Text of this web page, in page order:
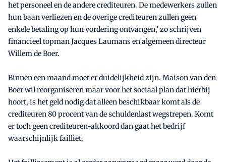
het personeel en de andere crediteuren. De medewerkers zullen
hun baan verliezen en de overige crediteuren zullen geen
enkele betaling op hun vordering ontvangen,’ zo schrijven
financieel topman Jacques Laumans en algemeen directeur
Willem de Boer.
Binnen een maand moet er duidelijkheid zijn. Maison van den
Boer wil reorganiseren maar voor het sociaal plan dat hierbij
hoort, is het geld nodig dat alleen beschikbaar komt als de
crediteuren 80 procent van de schuldenlast wegstrepen. Komt
er toch geen crediteuren-akkoord dan gaat het bedrijf
waarschijnlijk failliet.